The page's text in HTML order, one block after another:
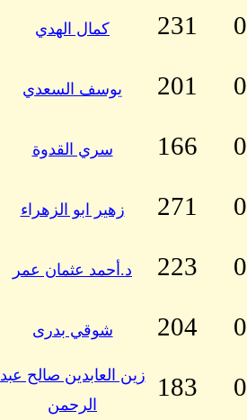
0
231 كمال الهدي
0
201 يوسف السعدي
0
166 سري القدوة
0
271 زهير ابو الزهراء
0
223 د.أحمد عثمان عمر
0
204 شوقي بدرى
0
183
زين العابدين صالح عبد
الرحمن